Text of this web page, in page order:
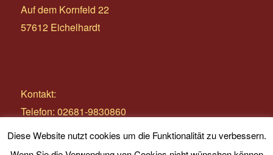
Auf dem Kornfeld 22
57612 Eichelhardt
Kontakt:
Telefon: 02681-9830860
E-Mail:
info@wildnistage.com
Diese Website nutzt cookies um die Funktionalität zu verbessern.